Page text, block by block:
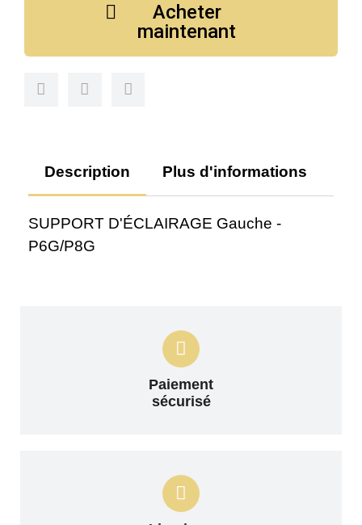
Acheter
maintenant
Description Plus d'informations
SUPPORT D'ÉCLAIRAGE Gauche -
P6G/P8G
Paiement
sécurisé